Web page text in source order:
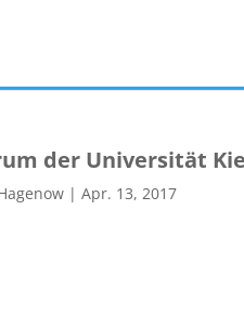
der Universität
|Apr. 13, 2017